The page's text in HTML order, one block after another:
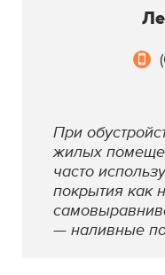
При
жилых
часто
покрытия как
— наливные